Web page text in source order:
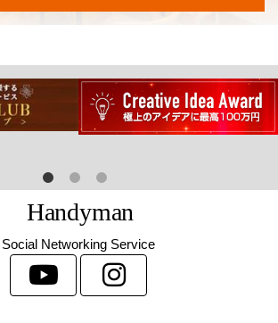
Handyman
Social Networking Service